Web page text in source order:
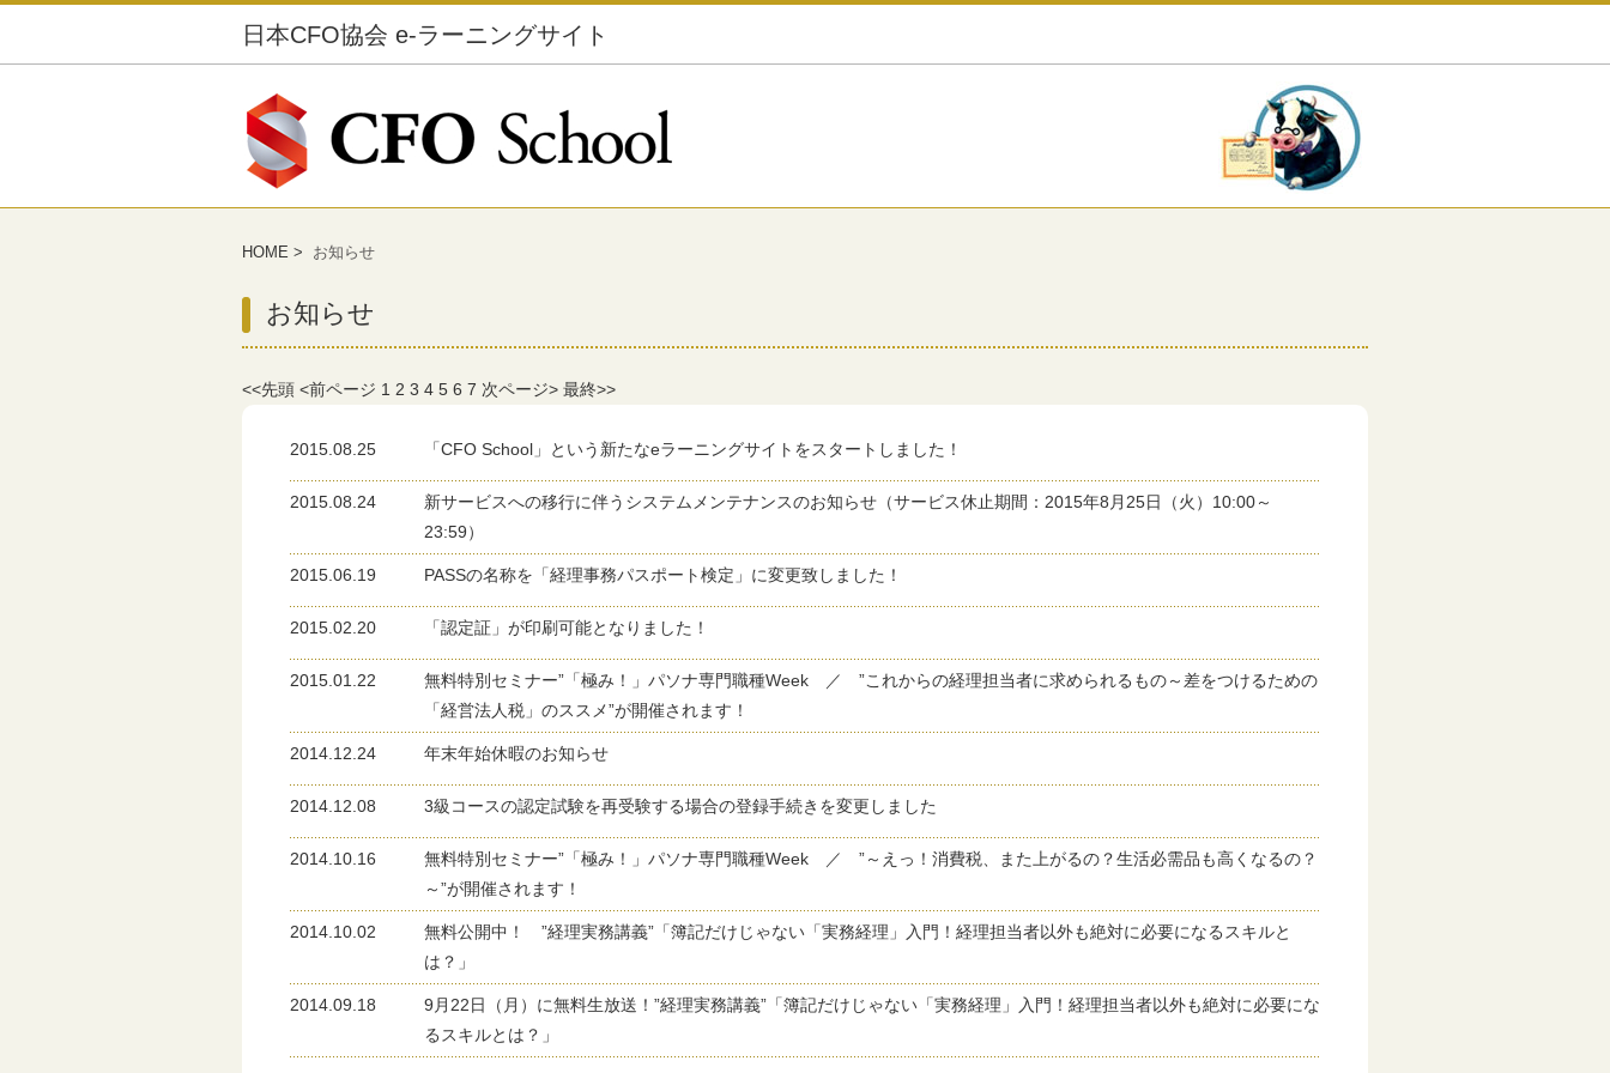
日本CFO協会 e-ラーニングサイト
HOME > お知らせ
お知らせ
<<先頭 <前ページ 1 2 3 4 5 6 7 次ページ> 最終>>
2015.08.25 「CFO School」という新たなeラーニングサイトをスタートしました！
2015.08.24
新サービスへの移行に伴うシステムメンテナンスのお知らせ（サービス休止期間：2015年8月25日（火）10:00～
23:59）
2015.06.19 PASSの名称を「経理事務パスポート検定」に変更致しました！
2015.02.20 「認定証」が印刷可能となりました！
2015.01.22
無料特別セミナー”「極み！」パソナ専門職種Week ／ ”これからの経理担当者に求められるもの～差をつけるための
「経営法人税」のススメ”が開催されます！
2014.12.24 年末年始休暇のお知らせ
2014.12.08 3級コースの認定試験を再受験する場合の登録手続きを変更しました
2014.10.16
無料特別セミナー”「極み！」パソナ専門職種Week ／ ”～えっ！消費税、また上がるの？生活必需品も高くなるの？
～”が開催されます！
2014.10.02
無料公開中！ ”経理実務講義”「簿記だけじゃない「実務経理」入門！経理担当者以外も絶対に必要になるスキルと
は？」
2014.09.18
9月22日（月）に無料生放送！”経理実務講義”「簿記だけじゃない「実務経理」入門！経理担当者以外も絶対に必要にな
るスキルとは？」